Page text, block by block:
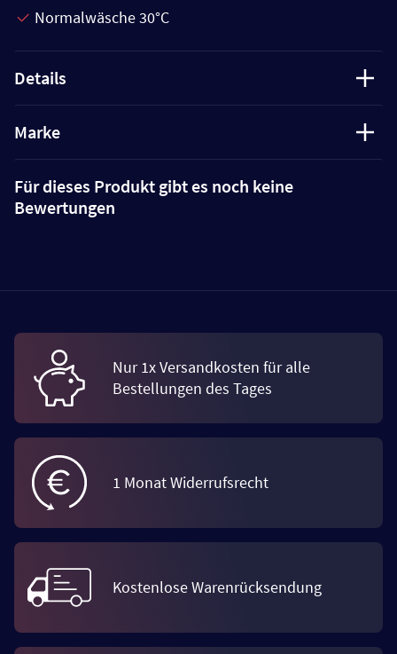
Normalwäsche 30°C
Details
Marke
Für dieses Produkt gibt es noch keine
Bewertungen
Nur 1x Versandkosten für alle
Bestellungen des Tages
1 Monat Widerrufsrecht
Kostenlose Warenrücksendung